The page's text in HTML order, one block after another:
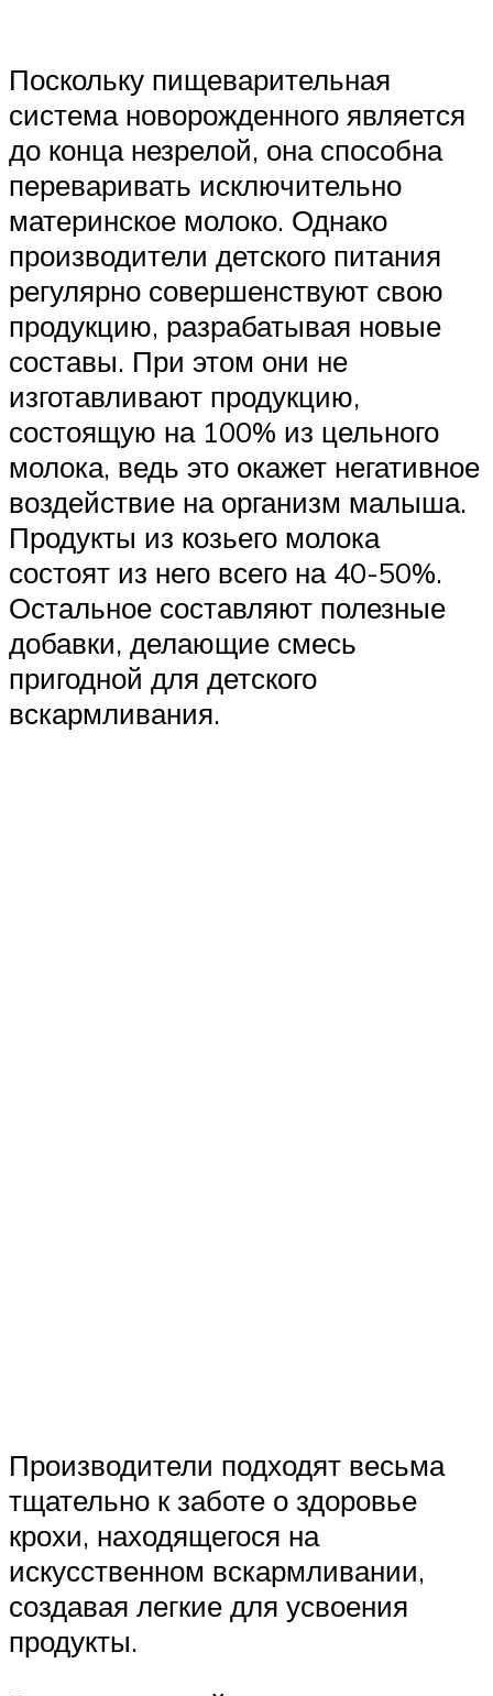
Поскольку пищеварительная
система новорожденного является
до конца незрелой, она способна
переваривать исключительно
материнское молоко. Однако
производители детского питания
регулярно совершенствуют свою
продукцию, разрабатывая новые
составы. При этом они не
изготавливают продукцию,
состоящую на 100% из цельного
молока, ведь это окажет негативное
воздействие на организм малыша.
Продукты из козьего молока
состоят из него всего на 40-50%.
Остальное составляют полезные
добавки, делающие смесь
пригодной для детского
вскармливания.
Производители подходят весьма
тщательно к заботе о здоровье
крохи, находящегося на
искусственном вскармливании,
создавая легкие для усвоения
продукты.